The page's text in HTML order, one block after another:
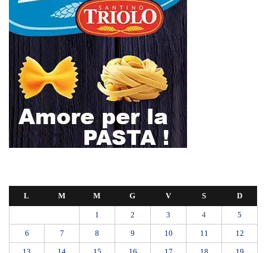
L M M G V S D
1 2 3 4 5
6 7 8 9 10 11 12